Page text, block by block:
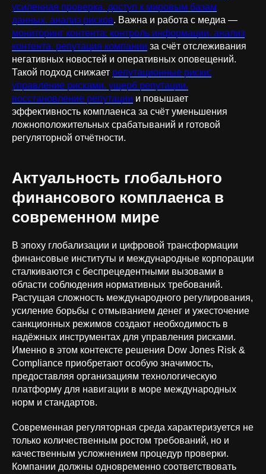
усиленная проверка, доступ к мировым базам
данных, анализ рисков. Важна и работа с медиа —
мониторинг контента: контроль информации, анализ
контента, репутация компании за счёт отслеживания
негативных новостей и оперативных оповещений.
Такой подход снижает репутационные риски:
управление рисками, ущерб репутации,
восстановление репутации и повышает
эффективность комплаенса за счёт уменьшения
ложноположительных срабатываний и готовой
регуляторной отчётности.
Актуальность глобального
финансового комплаенса в
современном мире
В эпоху глобализации и цифровой трансформации
финансовые институты и международные корпорации
сталкиваются с беспрецедентными вызовами в
области соблюдения нормативных требований.
Растущая сложность международного регулирования,
усиление борьбы с отмыванием денег и ужесточение
санкционных режимов создают необходимость в
надёжных инструментах для управления рисками.
Именно в этом контексте решения Dow Jones Risk &
Compliance приобретают особую значимость,
предоставляя организациям технологическую
платформу для навигации в море международных
норм и стандартов.
Современная регуляторная среда характеризуется не
только количественным ростом требований, но и
качественным усложнением процедур проверки.
Компании должны одновременно соответствовать